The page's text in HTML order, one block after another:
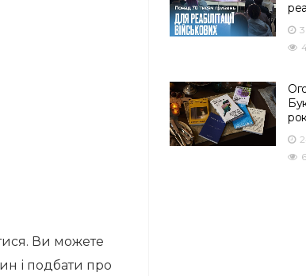
Ви можете
і подбати про